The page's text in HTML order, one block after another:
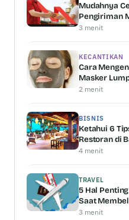
Mudahnya
Pengiriman
3 menit
KECANTIKAN
Cara
Masker
2 menit
BISNIS
Ketahui 6
Restoran di
Kemampuan
4 menit
TRAVEL
5 Hal
Saat
3 menit